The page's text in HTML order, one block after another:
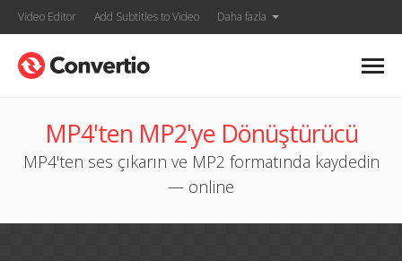
Video Editor Add Subtitles to Video Daha fazla
MP4'ten MP2'ye Dönüştürücü
MP4'ten ses çıkarın ve MP2 formatında kaydedin
— online